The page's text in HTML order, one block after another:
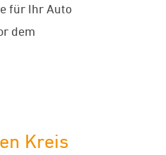
für Ihr Auto
dem
Kreis